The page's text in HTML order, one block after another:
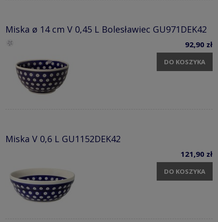
Miska ø 14 cm V 0,45 L Bolesławiec GU971DEK42
92,90 zł
DO KOSZYKA
Miska V 0,6 L GU1152DEK42
121,90 zł
DO KOSZYKA